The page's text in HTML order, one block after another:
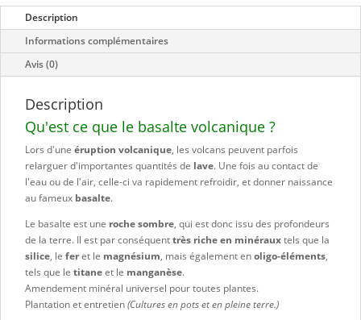
Description
Informations complémentaires
Avis (0)
Description
Qu'est ce que le basalte volcanique ?
Lors d'une éruption volcanique, les volcans peuvent parfois
relarguer d'importantes quantités de lave. Une fois au contact de
l'eau ou de l'air, celle-ci va rapidement refroidir, et donner naissance
au fameux basalte.
Le basalte est une roche sombre, qui est donc issu des profondeurs
de la terre. Il est par conséquenttrès riche en minérauxtels que la
silice, le feret le magnésium, mais également enoligo-éléments,
tels que le titaneet le manganèse.
Amendement minéral universel pour toutes plantes.
Plantation et entretien(Cultures en pots et en pleine terre.)